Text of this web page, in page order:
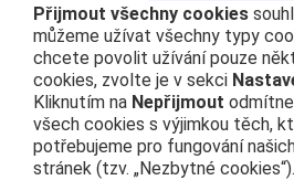
Vydavatel
České dráhy, a.s.
nábřeží Ludvíka Svobody 1222
110 15 Praha 1
IČO: 70994226
České
Osobní
ČD na sociálních sítíchČím se
Přijmout všechny cookies
můžeme užívat všechny typy
chcete povolit užívání pouze
cookies, zvolte je v sekci
Kliknutím na Nepřijmout
všech cookies s výjimkou těch,
potřebujeme pro fungování
stránek (tzv. „Nezbytné cookies“).